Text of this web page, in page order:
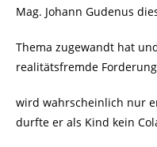
Mag. Johann Gudenus
Thema zugewandt hat
realitätsfremde
wird wahrscheinlich nur
durfte er als Kind kein